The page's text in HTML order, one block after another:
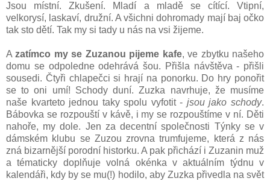
Jsou místní. Zkušení. Mladí a mladě se cítící. Vtipní,
velkorysí, laskaví, družní. A všichni dohromady mají baj očko
tak sto dětí. Tak my si tady u nás na vsi žijeme.
Azatímco my se Zuzanou pijeme kafe, ve zbytku našeho
domu se odpoledne odehrává šou. Přišla návštěva - přišli
sousedi. Čtyři chlapečci si hrají na ponorku. Do hry ponořit
se to oni umí! Schody duní. Zuzka navrhuje, že musíme
naše kvarteto jednou taky spolu vyfotit - jsou jako schody.
Bábovka se rozpouští v kávě, i my se rozpouštíme v ní. Děti
nahoře, my dole. Jen za decentní společnosti Týnky se v
dámském klubu se Zuzou zrovna trumfujeme, která z nás
zná bizarnější porodní historku. A pak přichází i Zuzanin muž
a tématicky doplňuje volná okénka v aktuálním týdnu v
kalendáři, kdy by se mu(!) hodilo, aby Zuzka přivedla na svět